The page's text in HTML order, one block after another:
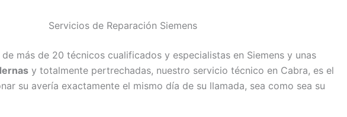
Servicios de Reparación Siemens
más de 20 técnicos cualificados y especialistas en Siemens y unas
y totalmente pertrechadas, nuestro servicio técnico en Cabra, es el
su avería exactamente el mismo día de su llamada, sea como sea su